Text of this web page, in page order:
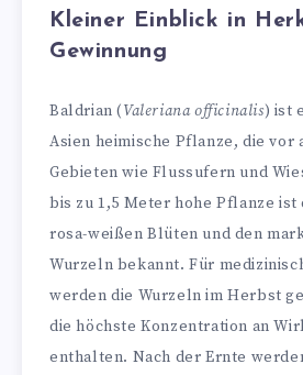
Kleiner Einblick in
Gewinnung
Baldrian (Valeriana officinalis) ist
Asien heimische Pflanze, die vor
Gebieten wie Flussufern und
bis zu 1,5 Meter hohe Pflanze
rosa-weißen Blüten und den
Wurzeln bekannt. Für
werden die Wurzeln im Herbst
die höchste Konzentration an
enthalten. Nach der Ernte